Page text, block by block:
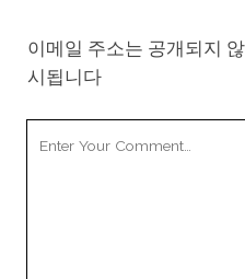
이메일 주소는 공개되지
시됩니다